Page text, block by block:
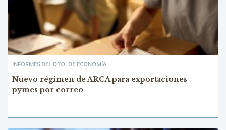
INFORMES DEL DTO. DE ECONOMÍA
Nuevo régimen de ARCA para exportaciones
pymes por correo